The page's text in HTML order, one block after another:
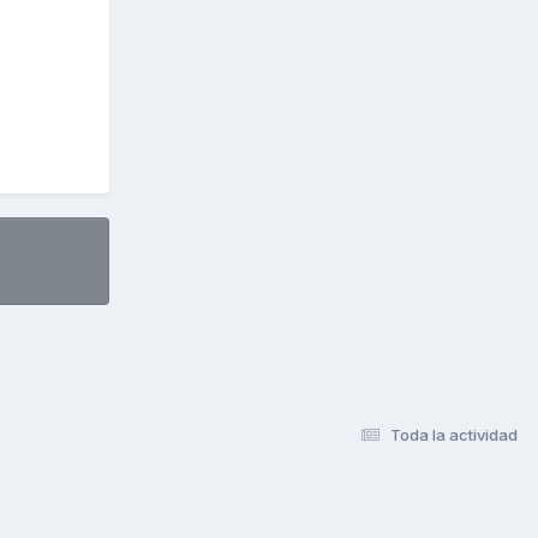
Toda la actividad